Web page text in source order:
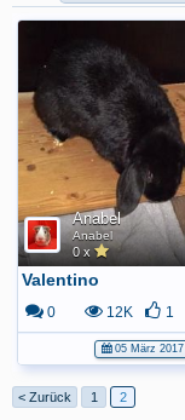
Anabel
Anabel
0 x
Valentino
0 12K 1
05 März 2017
< Zurück 1 2